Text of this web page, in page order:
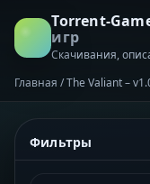
Torrent-
игр
Скачивания,
Главная /The Valiant –
Фильтры